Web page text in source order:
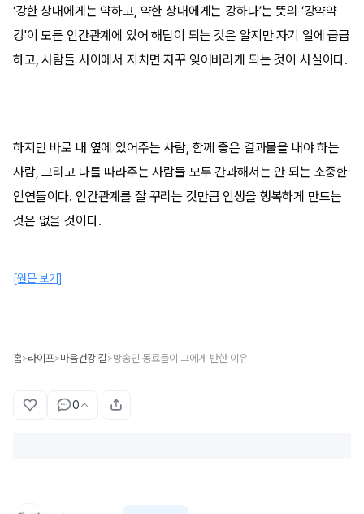
‘강한 상대에게는 약하고, 약한 상대에게는 강하다’는 뜻의 ‘강약약
강'이 모든 인간관계에 있어 해답이 되는 것은 알지만 자기 일에 급급
하고, 사람들 사이에서 지치면 자꾸 잊어버리게 되는 것이 사실이다.
하지만 바로 내 옆에 있어주는 사람, 함께 좋은 결과물을 내야 하는
사람, 그리고 나를 따라주는 사람들 모두 간과해서는 안 되는 소중한
인연들이다. 인간관계를 잘 꾸리는 것만큼 인생을 행복하게 만드는
것은 없을 것이다.
[원문 보기]
홈>라이프>마음건강 길 >방송인 동료들이 그에게 반한 이유
0